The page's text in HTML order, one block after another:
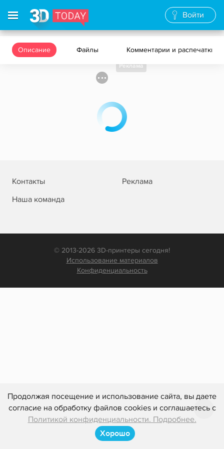
Продолжая посещение и использование сайта, вы даете
согласие на обработку файлов cookies и соглашаетесь с
Политикой конфиденциальности. Подробнее.
Хорошо
Войти
Описание Файлы Комментарии и распечатки
Реклама
Контакты
Реклама
Наша команда
© 2013-2026 3D-принтеры сегодня!
Использование материалов
Конфиденциальность